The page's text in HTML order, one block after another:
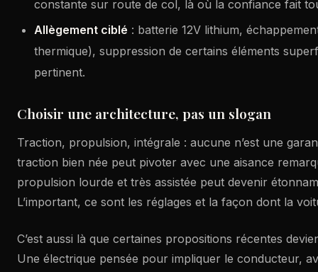
constante sur route de col, là où la confiance fait
Allègement ciblé : batterie 12V lithium,
thermique), suppression de certains éléments
pertinent.
Choisir une architecture, pas un slogan
Traction, propulsion, intégrale : aucune n’est une
traction bien née peut pivoter avec une aisance
propulsion lourde et très assistée peut devenir
L’important, ce sont les réglages et la façon dont la
C’est aussi là que certaines propositions récentes
Une électrique pensée pour impliquer le conducteur,